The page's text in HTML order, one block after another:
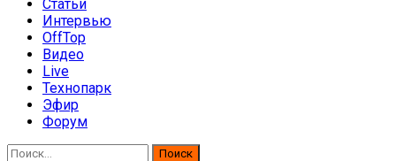
Статьи
Интервью
OffTop
Видео
Live
Технопарк
Эфир
Форум
Найти: